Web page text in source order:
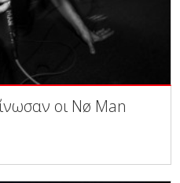
οι Nø Man